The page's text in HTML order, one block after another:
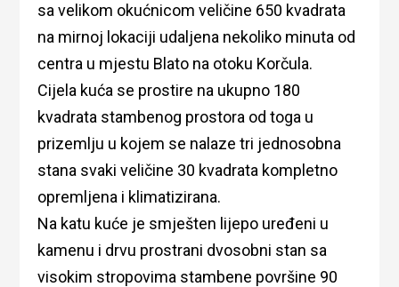
sa velikom okućnicom veličine 650 kvadrata
na mirnoj lokaciji udaljena nekoliko minuta od
centra u mjestu Blato na otoku Korčula.
Cijela kuća se prostire na ukupno 180
kvadrata stambenog prostora od toga u
prizemlju u kojem se nalaze tri jednosobna
stana svaki veličine 30 kvadrata kompletno
opremljena i klimatizirana.
Na katu kuće je smješten lijepo uređeni u
kamenu i drvu prostrani dvosobni stan sa
visokim stropovima stambene površine 90